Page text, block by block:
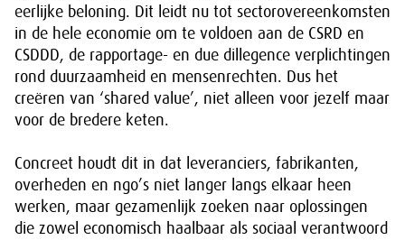
eerlijke beloning. Dit leidt nu tot sectorovereenkomsten
in de hele economie om te voldoen aan de CSRD en
CSDDD, de rapportage- en due dillegence verplichtingen
rond duurzaamheid en mensenrechten. Dus het
creëren van ‘shared value’, niet alleen voor jezelf maar
voor de bredere keten.
Concreet houdt dit in dat leveranciers, fabrikanten,
overheden en ngo’s niet langer langs elkaar heen
werken, maar gezamenlijk zoeken naar oplossingen
die zowel economisch haalbaar als sociaal verantwoord